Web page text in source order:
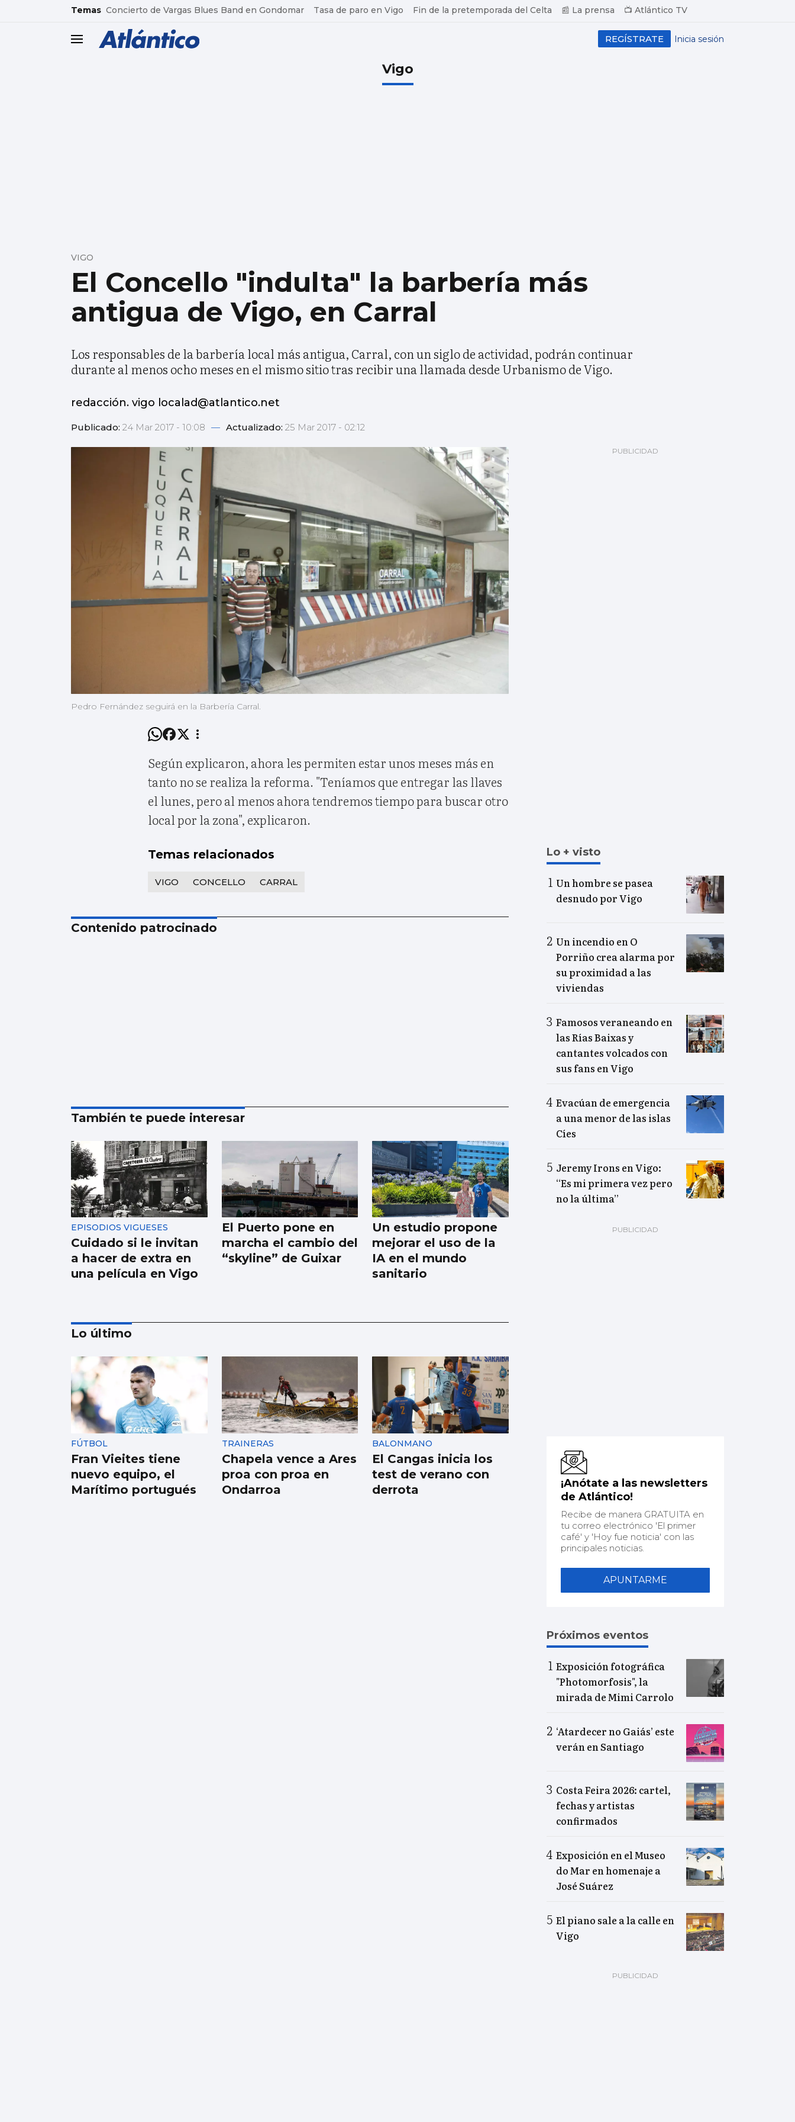
common.go-to-content
Temas Concierto de Vargas Blues Band en Gondomar Tasa de paro en Vigo Fin de la pretemporada del Celta 📰 La prensa 📺 Atlántico TV
header.menu.open Inicia sesión
REGÍSTRATE
Vigo
El Concello "indulta" la barbería más
antigua de Vigo, en Carral
VIGO
Los responsables de la barbería local más antigua, Carral, con un siglo de actividad, podrán continuar
durante al menos ocho meses en el mismo sitio tras recibir una llamada desde Urbanismo de Vigo.
redacción. vigo localad@atlantico.net
Publicado: 24 Mar 2017 - 10:08 — Actualizado: 25 Mar 2017 - 02:12
Pedro Fernández seguirá en la Barbería Carral.
Según explicaron, ahora les permiten estar unos meses más en
tanto no se realiza la reforma. "Teníamos que entregar las llaves
el lunes, pero al menos ahora tendremos tiempo para buscar otro
local por la zona", explicaron.
Temas relacionados
VIGO CONCELLO CARRAL
Contenido patrocinado
También te puede interesar
EPISODIOS VIGUESES
Cuidado si le invitan
a hacer de extra en
una película en Vigo
El Puerto pone en
marcha el cambio del
“skyline” de Guixar
Un estudio propone
mejorar el uso de la
IA en el mundo
sanitario
ESCAPARATE
Famosos veraneando
en las Rías Baixas y
cantantes volcados
con sus fans en Vigo
Lo último
FÚTBOL
Fran Vieites tiene
nuevo equipo, el
Marítimo portugués
TRAINERAS
Chapela vence a Ares
proa con proa en
Ondarroa
BALONMANO
El Cangas inicia los
test de verano con
derrota
Lo + visto
Un hombre se pasea
desnudo por Vigo
Un incendio en O
Porriño crea alarma por
su proximidad a las
viviendas
Famosos veraneando en
las Rías Baixas y
cantantes volcados con
sus fans en Vigo
Evacúan de emergencia
a una menor de las islas
Cíes
Jeremy Irons en Vigo:
“Es mi primera vez pero
no la última”
¡Anótate a las newsletters
de Atlántico!
Recibe de manera GRATUITA en
tu correo electrónico 'El primer
café' y 'Hoy fue noticia' con las
principales noticias.
APUNTARME
Próximos eventos
Exposición fotográfica
"Photomorfosis", la
mirada de Mimi Carrolo
‘Atardecer no Gaiás’ este
verán en Santiago
Costa Feira 2026: cartel,
fechas y artistas
confirmados
Exposición en el Museo
do Mar en homenaje a
José Suárez
El piano sale a la calle en
Vigo